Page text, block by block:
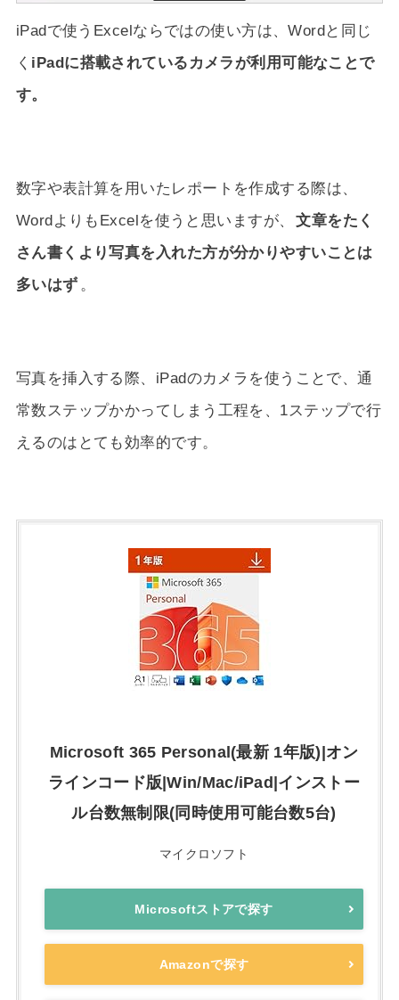
iPadで使うExcelならではの使い方は、Wordと同じ
く iPadに搭載されているカメラが利用可能なことで
す。
数字や表計算を用いたレポートを作成する際は、
WordよりもExcelを使うと思いますが、 文章をたく
さん書くより写真を入れた方が分かりやすいことは
多いはず 。
写真を挿入する際、iPadのカメラを使うことで、通
常数ステップかかってしまう工程を、1ステップで行
えるのはとても効率的です。
Microsoft 365 Personal(最新 1年版)|オン
ラインコード版|Win/Mac/iPad|インストー
ル台数無制限(同時使用可能台数5台)
マイクロソフト
Microsoftストアで探す
Amazonで探す